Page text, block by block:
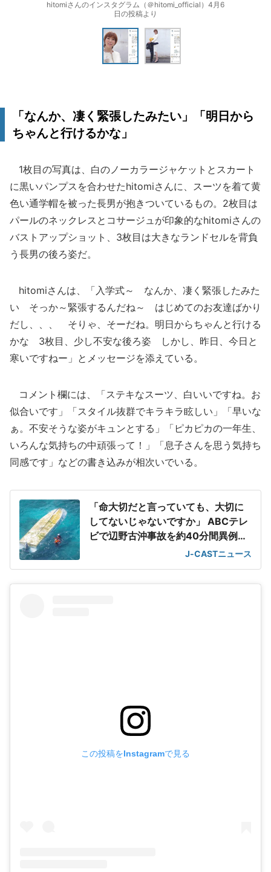
hitomiさんのインスタグラム（＠hitomi_official）4月6
日の投稿より
「なんか、凄く緊張したみたい」「明日から
ちゃんと行けるかな」
1枚目の写真は、白のノーカラージャケットとスカート
に黒いパンプスを合わせたhitomiさんに、スーツを着て黄
色い通学帽を被った長男が抱きついているもの。2枚目は
パールのネックレスとコサージュが印象的なhitomiさんの
バストアップショット、3枚目は大きなランドセルを背負
う長男の後ろ姿だ。
hitomiさんは、「入学式～ なんか、凄く緊張したみた
い そっか～緊張するんだね～ はじめてのお友達ばかり
だし、、、 そりゃ、そーだね。明日からちゃんと行ける
かな 3枚目、少し不安な後ろ姿 しかし、昨日、今日と
寒いですねー」とメッセージを添えている。
コメント欄には、「ステキなスーツ、白いいですね。お
似合いです」「スタイル抜群でキラキラ眩しい」「早いな
ぁ。不安そうな姿がキュンとする」「ピカピカの一年生、
いろんな気持ちの中頑張って！」「息子さんを思う気持ち
同感です」などの書き込みが相次いでいる。
「命大切だと言っていても、大切に
してないじゃないですか」 ABCテレ
ビで辺野古沖事故を約40分間異例の
J-CASTニュース
この投稿をInstagramで見る